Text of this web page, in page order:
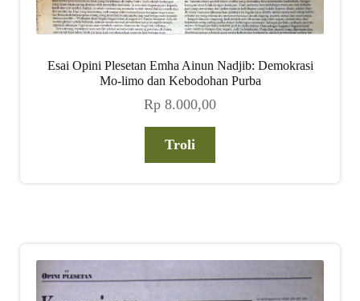
Esai Opini Plesetan Emha Ainun Nadjib: Demokrasi
Mo-limo dan Kebodohan Purba
Rp 8.000,00
Troli